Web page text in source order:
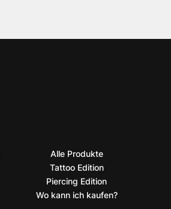
Alle Produkte
Tattoo Edition
Piercing Edition
Wo kann ich kaufen?